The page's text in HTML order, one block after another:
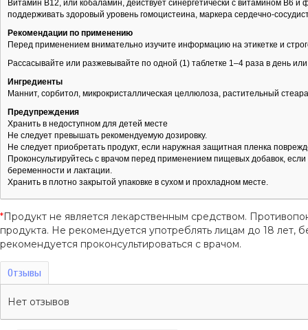
Витамин B12, или кобаламин, действует синергетически с витамином B6
поддерживать здоровый уровень гомоцистеина, маркера сердечно-
Рекомендации по применению
Перед применением внимательно изучите информацию на этикетке и
Рассасывайте или разжевывайте по одной (1) таблетке 1–4 раза в день
Ингредиенты
Маннит, сорбитол, микрокристаллическая целлюлоза, растительный
Предупреждения
Хранить в недоступном для детей месте
Не следует превышать рекомендуемую дозировку.
Не следует приобретать продукт, если наружная защитная пленка
Проконсультируйтесь с врачом перед применением пищевых добавок,
беременности и лактации.
Хранить в плотно закрытой упаковке в сухом и прохладном месте.
*Продукт не является лекарственным средством.
продукта. Не рекомендуется употреблять лицам до 18
рекомендуется проконсультироваться с врачом.
Отзывы
Нет отзывов